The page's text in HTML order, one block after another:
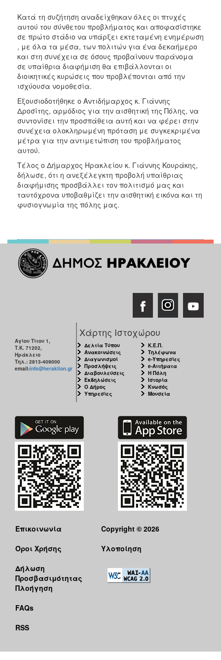
Κατά τη συζήτηση αναδείχθηκαν όλες οι πτυχές
αυτού του σύνθετου προβλήματος και αποφασίστηκε
σε πρώτο στάδιο να υπάρξει εκτεταμένη ενημέρωση
, με όλα τα μέσα, των πολιτών για ένα δεκαήμερο
και στη συνέχεια σε όσους προβαίνουν παράνομα
σε υπαίθρια διαφήμιση θα επιβάλλονται οι
διοικητικές κυρώσεις που προβλέπονται από την
ισχύουσα νομοθεσία.
Εξουσιοδοτήθηκε ο Αντιδήμαρχος κ. Γιάννης
Δροσίτης, αρμόδιος για την αισθητική της Πόλης, να
συντονίσει την προσπάθεια αυτή και να φέρει στην
συνέχεια ολοκληρωμένη πρόταση με συγκεκριμένα
μέτρα για την αντιμετώπιση του προβλήματος
αυτού.
Τέλος ο Δήμαρχος Ηρακλείου κ. Γιάννης Κουράκης,
δήλωσε, ότι η ανεξέλεγκτη προβολή υπαίθριας
διαφήμισης προσβάλλει τον πολιτισμό μας και
ταυτόχρονα υποβαθμίζει την αισθητική εικόνα και τη
φυσιογνωμία της πόλης μας.
Αγίου Τίτου 1,
Τ.Κ. 71202,
Ηράκλειο
Τηλ.: 2813-409000
email:info@heraklion.gr
Χάρτης Ιστοχώρου
Δελτία Τύπου
Ανακοινώσεις
Διαγωνισμοί
Προσλήψεις
Διαβουλεύσεις
Εκδηλώσεις
Ο Δήμος
Υπηρεσίες
Κ.Ε.Π.
Τηλέφωνα
e-Υπηρεσίες
e-Αιτήματα
Η Πόλη
Ιστορία
Κνωσός
Μουσεία
Επικοινωνία
Όροι Χρήσης
Δήλωση
Προσβασιμότητας
Πλοήγηση
FAQs
RSS
Copyright © 2026
Υλοποίηση